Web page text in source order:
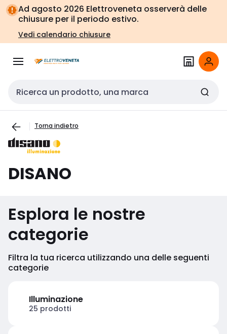
Vai alla
navigazione
Vai
alla
pagina
Ad agosto 2026 Elettroveneta osserverà delle
chiusure per il periodo estivo.
Vedi calendario chiusure
Cerca input
Torna indietro
DISANO
Esplora le nostre
categorie
Filtra la tua ricerca utilizzando una delle seguenti
categorie
Illuminazione
25 prodotti